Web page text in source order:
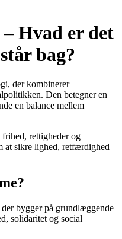
Hvad er det
bag?
der kombinerer
Den betegner en
en balance mellem
rettigheder og
at sikre lighed, retfærdighed
bygger på grundlæggende
solidaritet og social